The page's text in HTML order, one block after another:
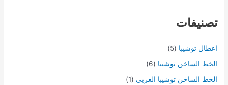
تصنيفات
اعطال توشيبا (5)
الخط الساخن توشيبا (6)
الخط الساخن توشيبا العربي (1)